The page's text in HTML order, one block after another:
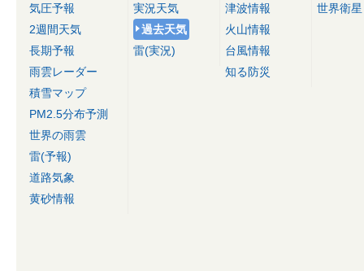
気圧予報
2週間天気
長期予報
雨雲レーダー
積雪マップ
PM2.5分布予測
世界の雨雲
雷(予報)
道路気象
黄砂情報
実況天気
過去天気
雷(実況)
津波情報
火山情報
台風情報
知る防災
世界衛星